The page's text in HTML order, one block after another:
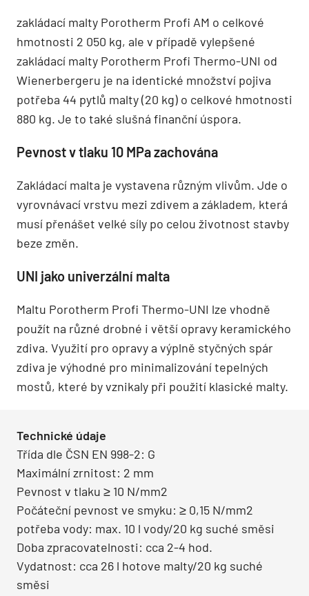
zakládací malty Porotherm Profi AM o celkové
hmotnosti 2 050 kg, ale v případě vylepšené
zakládací malty Porotherm Profi Thermo-UNI od
Wienerbergeru je na identické množství pojiva
potřeba 44 pytlů malty (20 kg) o celkové hmotnosti
880 kg. Je to také slušná finanční úspora.
Pevnost v tlaku 10 MPa zachována
Zakládací malta je vystavena různým vlivům. Jde o
vyrovnávací vrstvu mezi zdivem a základem, která
musí přenášet velké síly po celou životnost stavby
beze změn.
UNI jako univerzální malta
Maltu Porotherm Profi Thermo-UNI lze vhodně
použít na různé drobné i větší opravy keramického
zdiva. Využití pro opravy a výplně styčných spár
zdiva je výhodné pro minimalizování tepelných
mostů, které by vznikaly při použití klasické malty.
Technické údaje
Třída dle ČSN EN 998-2: G
Maximální zrnitost: 2 mm
Pevnost v tlaku ≥ 10 N/mm2
Počáteční pevnost ve smyku: ≥ 0,15 N/mm2
potřeba vody: max. 10 l vody/20 kg suché směsi
Doba zpracovatelnosti: cca 2-4 hod.
Vydatnost: cca 26 l hotove malty/20 kg suché
směsi